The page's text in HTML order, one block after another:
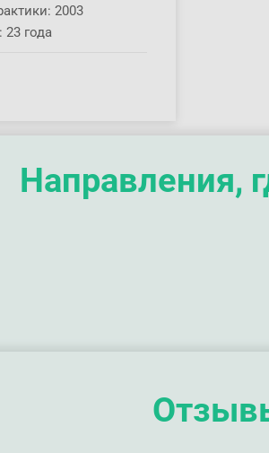
2003
года
Направления,